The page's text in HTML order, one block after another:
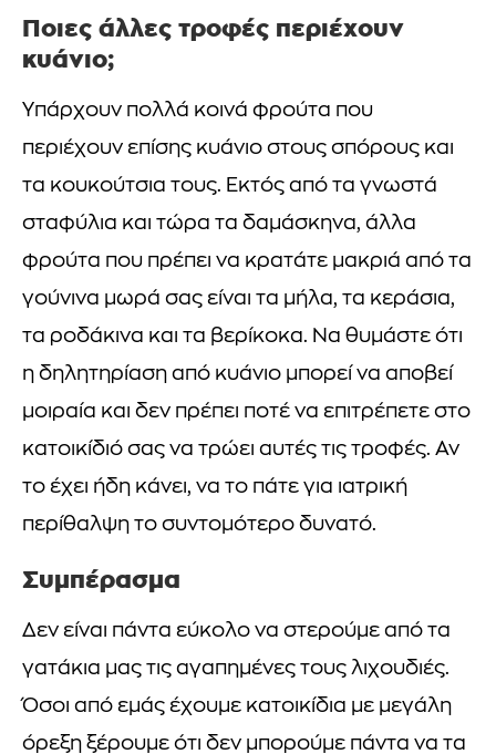
Ποιες άλλες τροφές περιέχουν
κυάνιο;
Υπάρχουν πολλά κοινά φρούτα που
περιέχουν επίσης κυάνιο στους σπόρους και
τα κουκούτσια τους. Εκτός από τα γνωστά
σταφύλια και τώρα τα δαμάσκηνα, άλλα
φρούτα που πρέπει να κρατάτε μακριά από τα
γούνινα μωρά σας είναι τα μήλα, τα κεράσια,
τα ροδάκινα και τα βερίκοκα. Να θυμάστε ότι
η δηλητηρίαση από κυάνιο μπορεί να αποβεί
μοιραία και δεν πρέπει ποτέ να επιτρέπετε στο
κατοικίδιό σας να τρώει αυτές τις τροφές. Αν
το έχει ήδη κάνει, να το πάτε για ιατρική
περίθαλψη το συντομότερο δυνατό.
Συμπέρασμα
Δεν είναι πάντα εύκολο να στερούμε από τα
γατάκια μας τις αγαπημένες τους λιχουδιές.
Όσοι από εμάς έχουμε κατοικίδια με μεγάλη
όρεξη ξέρουμε ότι δεν μπορούμε πάντα να τα